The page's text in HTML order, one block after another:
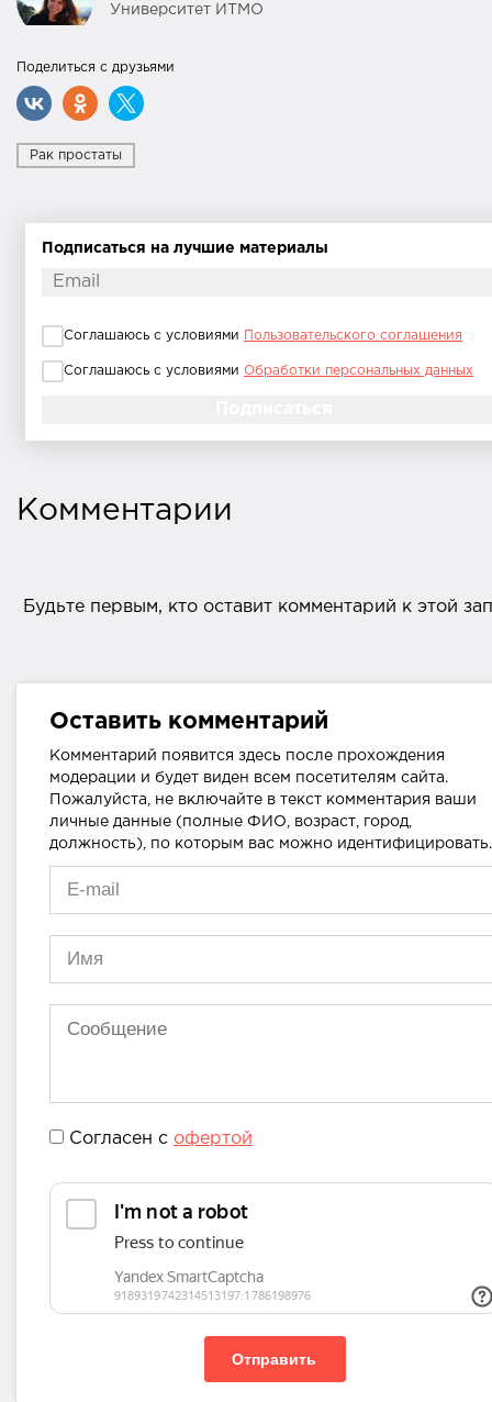
Университет ИТМО
Поделиться с друзьями
Рак простаты
Подписаться на лучшие материалы
Соглашаюсь с условиями Пользовательского соглашения
Соглашаюсь с условиями Обработки персональных данных
Комментарии
Будьте первым, кто оставит комментарий к этой
Оставить комментарий
Комментарий появится здесь после прохождения
модерации и будет виден всем посетителям сайта.
Пожалуйста, не включайте в текст комментария ваши
личные данные (полные ФИО, возраст, город,
должность), по которым вас можно идентифицировать.
Согласен с офертой
Отправить